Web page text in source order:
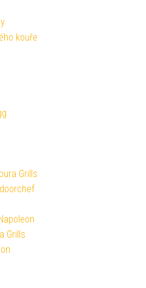
kouře
Grills
Grills